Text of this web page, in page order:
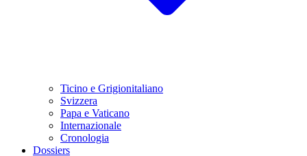
Ticino e Grigionitaliano
Svizzera
Papa e Vaticano
Internazionale
Cronologia
Dossiers